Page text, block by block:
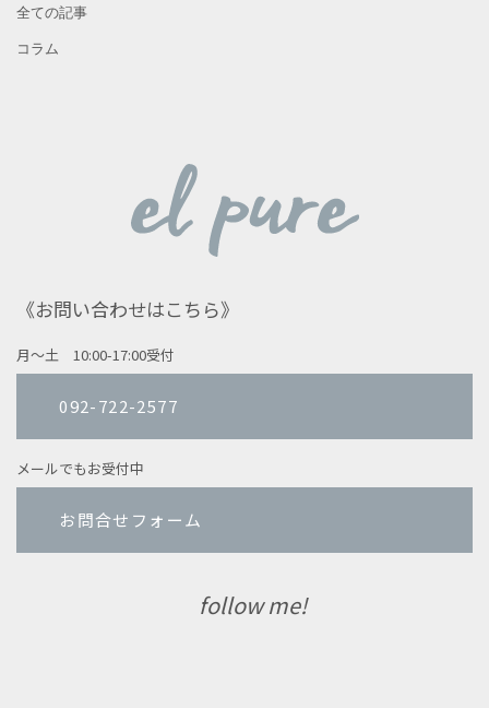
全ての記事
コラム
《お問い合わせはこちら》
月〜土 10:00-17:00受付
092-722-2577
メールでもお受付中
お問合せフォーム
follow me!